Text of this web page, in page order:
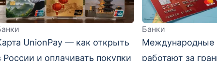
UnionPay — как открыть
России и оплачивать покупки
Банки
Международные
работают за